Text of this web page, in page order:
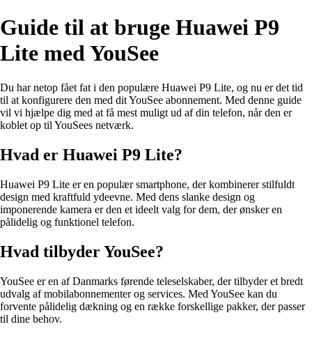
Guide til at bruge Huawei P9
Lite med YouSee
Du har netop fået fat i den populære Huawei P9 Lite, og nu er det tid
til at konfigurere den med dit YouSee abonnement. Med denne guide
vil vi hjælpe dig med at få mest muligt ud af din telefon, når den er
koblet op til YouSees netværk.
Hvad er Huawei P9 Lite?
Huawei P9 Lite er en populær smartphone, der kombinerer stilfuldt
design med kraftfuld ydeevne. Med dens slanke design og
imponerende kamera er den et ideelt valg for dem, der ønsker en
pålidelig og funktionel telefon.
Hvad tilbyder YouSee?
YouSee er en af Danmarks førende teleselskaber, der tilbyder et bredt
udvalg af mobilabonnementer og services. Med YouSee kan du
forvente pålidelig dækning og en række forskellige pakker, der passer
til dine behov.